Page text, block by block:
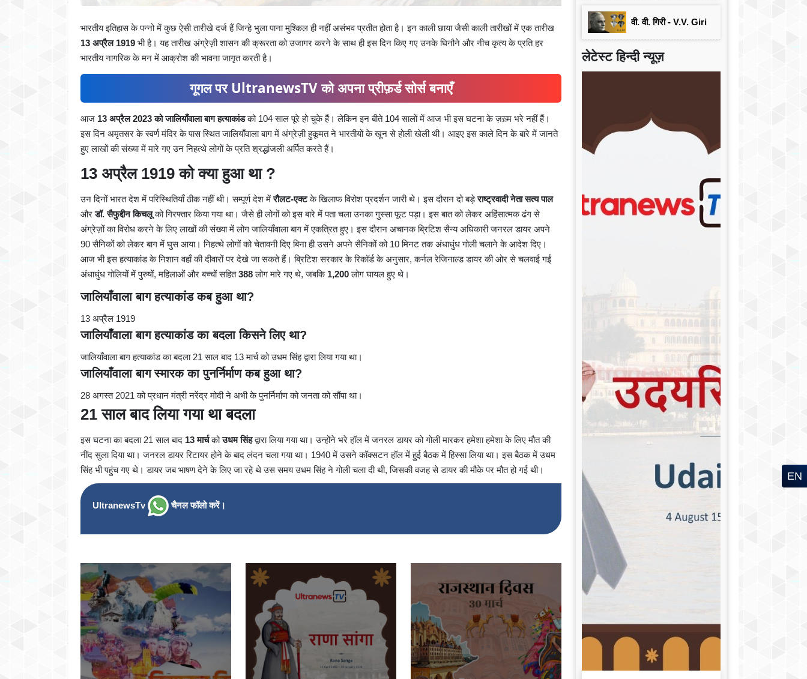
भारतीय इतिहास के पन्नो में कुछ ऐसी तारीखे दर्ज हैं जिन्हे भुला पाना मुश्किल ही नहीं असंभव प्रतीत होता है। इन काली छाया जैसी काली तारीखों में एक तारीख
13 अप्रैल 1919 भी है। यह तारीख अंग्रेज़ी शासन की क्रूरता को उजागर करने के साथ ही इस दिन किए गए उनके घिनौने और नीच कृत्य के प्रति हर
भारतीय नागरिक के मन में आक्रोश की भावना जागृत करती है।
गूगल पर UltranewsTV को अपना प्रीफ़र्ड सोर्स बनाएँ
आज 13 अप्रैल 2023 को जालियाँवाला बाग हत्याकांडको 104 साल पूरे हो चुके हैं। लेकिन इन बीते 104 सालों में आज भी इस घटना के ज़ख़्म भरे नहीं हैं।
इस दिन अमृतसर के स्वर्ण मंदिर के पास स्थित जालियाँवाला बाग में अंग्रेज़ी हुकूमत ने भारतीयों के खून से होली खेली थी। आइए इस काले दिन के बारे में जानते
हुए लाखों की संख्या में मारे गए उन निहत्थे लोगों के प्रति श्रद्धांजली अर्पित करते हैं।
13 अप्रैल 1919 को क्या हुआ था ?
उन दिनों भारत देश में परिस्थितियाँ ठीक नहीं थी। सम्पूर्ण देश मेंरौलट-एक्टके खिलाफ विरोश प्रदर्शन जारी थे। इस दौरान दो बड़ेराष्ट्रवादी नेता सत्य पाल
औरडॉ. सैफुद्दीन किचलूको गिरफ्तार किया गया था। जैसे ही लोगों को इस बारे में पता चला उनका गुस्सा फूट पड़ा। इस बात को लेकर अहिंसात्मक ढंग से
अंग्रेज़ों का विरोध करने के लिए लाखों की संख्या में लोग जालियाँवाला बाग में एकत्रित हुए। इस दौरान अचानक ब्रिटिश सैन्य अधिकारी जनरल डायर अपने
90 सैनिकों को लेकर बाग में घुस आया। निहत्थे लोगों को चेतावनी दिए बिना ही उसने अपने सैनिकों को 10 मिनट तक अंधाधुंध गोली चलाने के आदेश दिए।
आज भी इस हत्याकांड के निशान वहाँ की दीवारों पर देखे जा सकते हैं। ब्रिटिश सरकार के रिकॉर्ड के अनुसार, कर्नल रेजिनाल्ड डायर की ओर से चलवाई गईं
अंधाधुंध गोलियों में पुरुषों, महिलाओं और बच्चों सहित388लोग मारे गए थे, जबकि1,200लोग घायल हुए थे।
जालियाँवाला बाग हत्याकांड कब हुआ था?
13 अप्रैल 1919
जालियाँवाला बाग हत्याकांड का बदला किसने लिए था?
जालियाँवाला बाग हत्याकांड का बदला 21 साल बाद 13 मार्च को उधम सिंह द्वारा लिया गया था।
जालियाँवाला बाग स्मारक का पुनर्निर्माण कब हुआ था?
28 अगस्त 2021 को प्रधान मंत्री नरेंद्र मोदी ने अभी के पुनर्निर्माण को जनता को सौंपा था।
21 साल बाद लिया गया था बदला
इस घटना का बदला 21 साल बाद 13 मार्चकोउधम सिंहद्वारा लिया गया था। उन्होंने भरे हॉल में जनरल डायर को गोली मारकर हमेशा हमेशा के लिए मौत की
नींद सुला दिया था। जनरल डायर रिटायर होने के बाद लंदन चला गया था। 1940 में उसने कॉक्सटन हॉल में हुई बैठक में हिस्सा लिया था। इस बैठक में उधम
सिंह भी पहुंच गए थे। डायर जब भाषण देने के लिए जा रहे थे उस समय उधम सिंह ने गोली चला दी थी, जिसकी वजह से डायर की मौके पर मौत हो गई थी।
UltranewsTv चैनल फॉलो करें।
वी. वी. गिरी - V.V. Giri
लेटेस्ट हिन्दी न्यूज़
EN